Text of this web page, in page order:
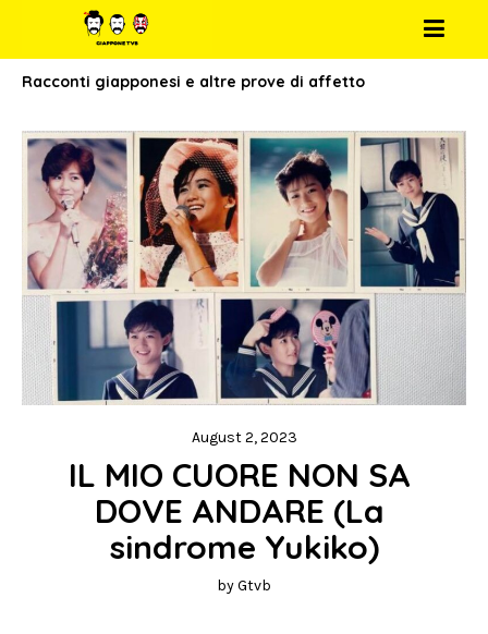
Racconti giapponesi e altre prove di affetto
August 2, 2023
IL MIO CUORE NON SA
DOVE ANDARE (La
sindrome Yukiko)
byGtvb